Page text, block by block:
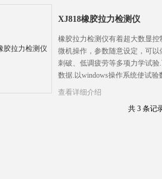
XJ818橡胶拉力检测仪
橡胶拉力检测仪有着超大数显
微机操作，参数随意设定，可以
刺破、低调疲劳等多项力学试
数据.以windows操作系统使试验
查看详细介绍
共 3 条记